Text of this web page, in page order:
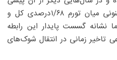
گرفته است بنابراین فاصله کنونی میان تورم ۱/۶۸‌درصدی کل و
لزوما نشانه گسست پایدار این رابطه
تاخیر زمانی در انتقال شوک‌های